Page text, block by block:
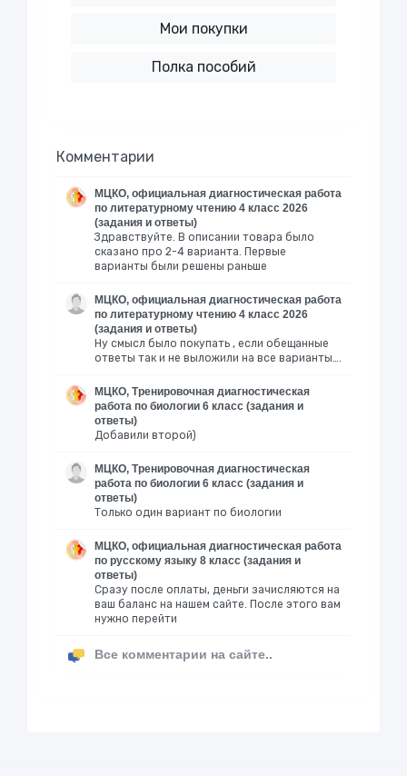
Мои покупки
Полка пособий
Комментарии
МЦКО, официальная диагностическая работа
по литературному чтению 4 класс 2026
(задания и ответы)
Здравствуйте. В описании товара было
сказано про 2-4 варианта. Первые
варианты были решены раньше
МЦКО, официальная диагностическая работа
по литературному чтению 4 класс 2026
(задания и ответы)
Ну смысл было покупать , если обещанные
ответы так и не выложили на все варианты….
МЦКО, Тренировочная диагностическая
работа по биологии 6 класс (задания и
ответы)
Добавили второй)
МЦКО, Тренировочная диагностическая
работа по биологии 6 класс (задания и
ответы)
Только один вариант по биологии
МЦКО, официальная диагностическая работа
по русскому языку 8 класс (задания и
ответы)
Сразу после оплаты, деньги зачисляются на
ваш баланс на нашем сайте. После этого вам
нужно перейти
Все комментарии на сайте..